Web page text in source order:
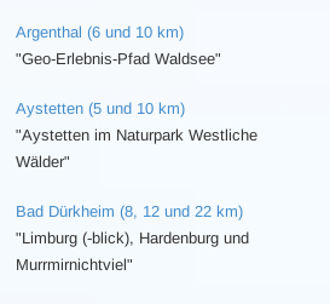
Argenthal (6 und 10 km)
"Geo-Erlebnis-Pfad Waldsee"
Aystetten (5 und 10 km)
"Aystetten im Naturpark Westliche
Wälder"
Bad Dürkheim (8, 12 und 22 km)
"Limburg (-blick), Hardenburg und
Murrmirnichtviel"